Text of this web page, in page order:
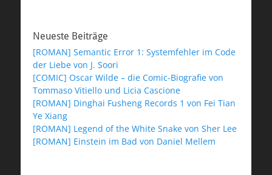
Neueste Beiträge
[ROMAN] Semantic Error 1: Systemfehler im Code
der Liebe von J. Soori
[COMIC] Oscar Wilde – die Comic-Biografie von
Tommaso Vitiello und Licia Cascione
[ROMAN] Dinghai Fusheng Records 1 von Fei Tian
Ye Xiang
[ROMAN] Legend of the White Snake von Sher Lee
[ROMAN] Einstein im Bad von Daniel Mellem